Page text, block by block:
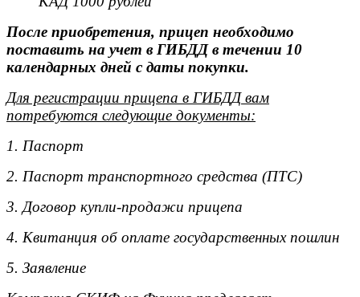
После приобретения, прицеп необходимо
поставить на учет в ГИБДД в течении 10
календарных дней с даты покупки.
Для регистрации прицепа в ГИБДД вам
потребуются следующие документы:
1. Паспорт
2. Паспорт транспортного средства (ПТС)
3. Договор купли-продажи прицепа
4. Квитанция об оплате государственных пошлин
5. Заявление